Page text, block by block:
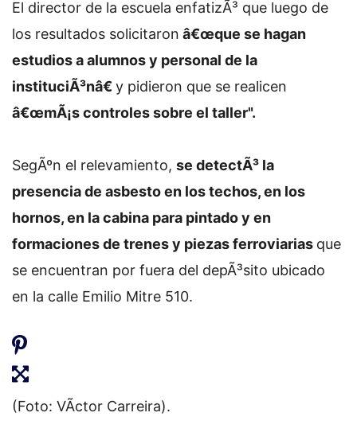
El director de la escuela enfatizÃ³ que luego de
los resultados solicitaron â€œque se hagan
estudios a alumnos y personal de la
instituciÃ³nâ€y pidieron que se realicen
â€œmÃ¡s controles sobre el taller".
SegÃºn el relevamiento, se detectÃ³ la
presencia de asbesto en los techos, en los
hornos, en la cabina para pintado y en
formaciones de trenes y piezas ferroviarias que
se encuentran por fuera del depÃ³sito ubicado
en la calle Emilio Mitre 510.
(Foto: VÃ­ctor Carreira).